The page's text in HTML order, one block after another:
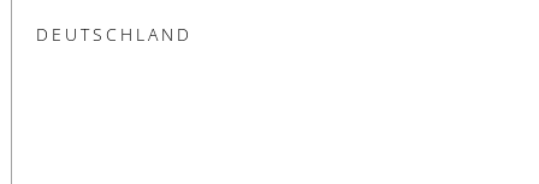
DEUTSCHLAND